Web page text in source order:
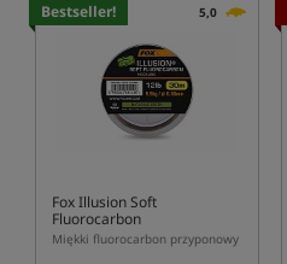
Bestseller! 5,0
Fox Illusion Soft
Fluorocarbon
Miękki fluorocarbon przyponowy